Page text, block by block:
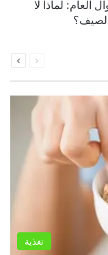
العام: لماذا لا
الصفحةالصفحة
تغذية